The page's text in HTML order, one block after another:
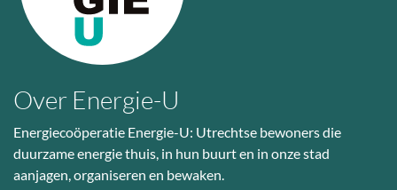
Over Energie-U
Energiecoöperatie Energie-U: Utrechtse bewoners die
duurzame energie thuis, in hun buurt en in onze stad
aanjagen, organiseren en bewaken.